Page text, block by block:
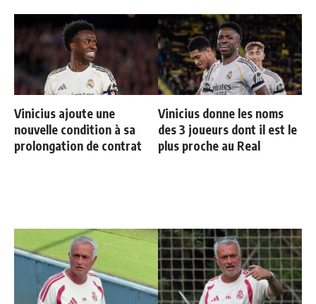
Vinicius ajoute une
nouvelle condition à sa
prolongation de contrat
Vinicius donne les noms
des 3 joueurs dont il est le
plus proche au Real